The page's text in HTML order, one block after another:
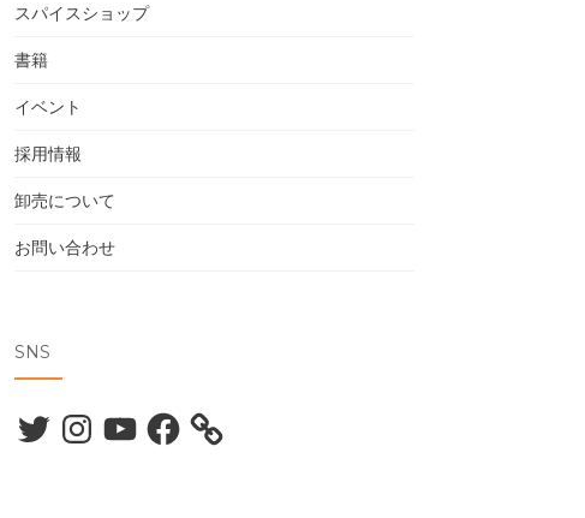
スパイスショップ
書籍
イベント
採用情報
卸売について
お問い合わせ
SNS
TwitterInstagramYouTubeFacebook